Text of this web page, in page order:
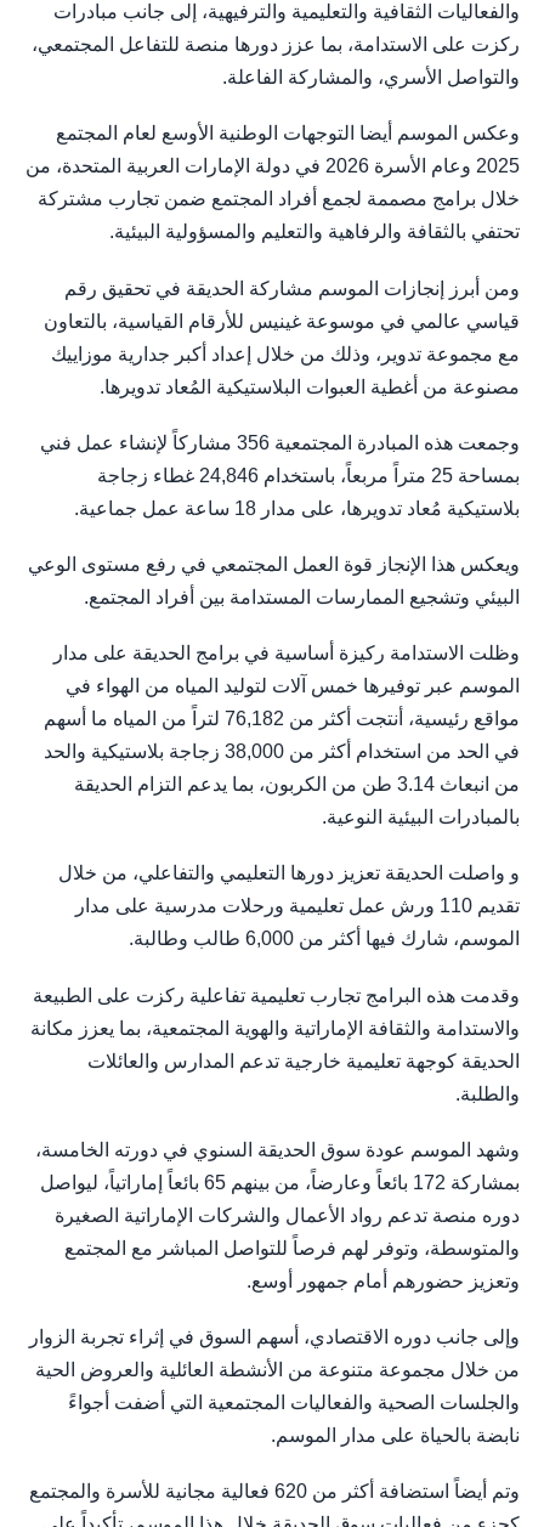
والفعاليات الثقافية والتعليمية والترفيهية، إلى جانب مبادرات
ركزت على الاستدامة، بما عزز دورها منصة للتفاعل المجتمعي،
والتواصل الأسري، والمشاركة الفاعلة.
وعكس الموسم أيضا التوجهات الوطنية الأوسع لعام المجتمع
2025 وعام الأسرة 2026 في دولة الإمارات العربية المتحدة، من
خلال برامج مصممة لجمع أفراد المجتمع ضمن تجارب مشتركة
تحتفي بالثقافة والرفاهية والتعليم والمسؤولية البيئية.
ومن أبرز إنجازات الموسم مشاركة الحديقة في تحقيق رقم
قياسي عالمي في موسوعة غينيس للأرقام القياسية، بالتعاون
مع مجموعة تدوير، وذلك من خلال إعداد أكبر جدارية موزاييك
مصنوعة من أغطية العبوات البلاستيكية المُعاد تدويرها.
وجمعت هذه المبادرة المجتمعية 356 مشاركاً لإنشاء عمل فني
بمساحة 25 متراً مربعاً، باستخدام 24,846 غطاء زجاجة
بلاستيكية مُعاد تدويرها، على مدار 18 ساعة عمل جماعية.
ويعكس هذا الإنجاز قوة العمل المجتمعي في رفع مستوى الوعي
البيئي وتشجيع الممارسات المستدامة بين أفراد المجتمع.
وظلت الاستدامة ركيزة أساسية في برامج الحديقة على مدار
الموسم عبر توفيرها خمس آلات لتوليد المياه من الهواء في
مواقع رئيسية، أنتجت أكثر من 76,182 لتراً من المياه ما أسهم
في الحد من استخدام أكثر من 38,000 زجاجة بلاستيكية والحد
من انبعاث 3.14 طن من الكربون، بما يدعم التزام الحديقة
بالمبادرات البيئية النوعية.
و واصلت الحديقة تعزيز دورها التعليمي والتفاعلي، من خلال
تقديم 110 ورش عمل تعليمية ورحلات مدرسية على مدار
الموسم، شارك فيها أكثر من 6,000 طالب وطالبة.
وقدمت هذه البرامج تجارب تعليمية تفاعلية ركزت على الطبيعة
والاستدامة والثقافة الإماراتية والهوية المجتمعية، بما يعزز مكانة
الحديقة كوجهة تعليمية خارجية تدعم المدارس والعائلات
والطلبة.
وشهد الموسم عودة سوق الحديقة السنوي في دورته الخامسة،
بمشاركة 172 بائعاً وعارضاً، من بينهم 65 بائعاً إماراتياً، ليواصل
دوره منصة تدعم رواد الأعمال والشركات الإماراتية الصغيرة
والمتوسطة، وتوفر لهم فرصاً للتواصل المباشر مع المجتمع
وتعزيز حضورهم أمام جمهور أوسع.
وإلى جانب دوره الاقتصادي، أسهم السوق في إثراء تجربة الزوار
من خلال مجموعة متنوعة من الأنشطة العائلية والعروض الحية
والجلسات الصحية والفعاليات المجتمعية التي أضفت أجواءً
نابضة بالحياة على مدار الموسم.
وتم أيضاً استضافة أكثر من 620 فعالية مجانية للأسرة والمجتمع